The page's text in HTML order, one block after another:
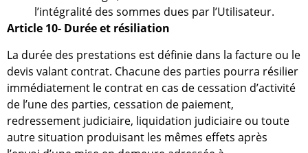
l’intégralité des sommes dues par l’Utilisateur.
Article 10- Durée et résiliation
La durée des prestations est définie dans la facture ou le
devis valant contrat. Chacune des parties pourra résilier
immédiatement le contrat en cas de cessation d’activité
de l’une des parties, cessation de paiement,
redressement judiciaire, liquidation judiciaire ou toute
autre situation produisant les mêmes effets après